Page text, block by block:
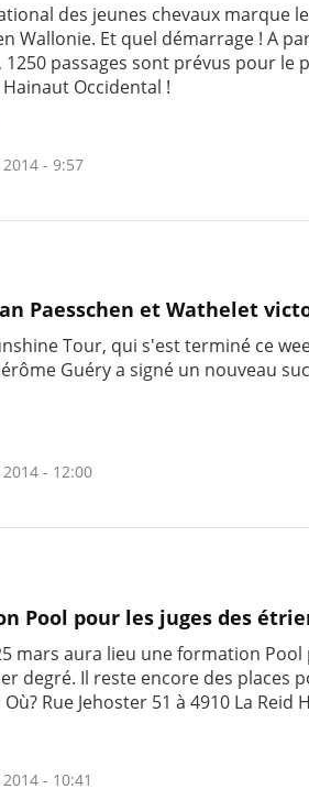
des jeunes chevaux marque
Wallonie. Et quel démarrage ! A
1250 passages sont prévus pour le
Occidental !
- 9:57
Paesschen et Wathelet
Tour, qui s'est terminé ce
Guéry a signé un nouveau
- 12:00
Pool pour les juges des
mars aura lieu une formation
degré. Il reste encore des places
Rue Jehoster 51 à 4910 La Reid
- 10:41